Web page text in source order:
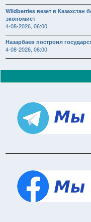
Wildberries везет в
экономист
4-08-2026, 06:00
Назарбаев построил
4-08-2026, 06:00